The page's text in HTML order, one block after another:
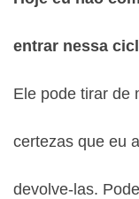
entrar nessa
Ele pode tirar de
certezas que eu
devolve-las.